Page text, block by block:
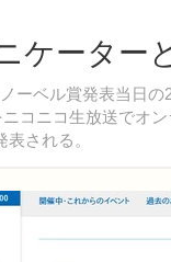
ケーター
ーベル賞発表当日の
コニコ生放送でオ
される。